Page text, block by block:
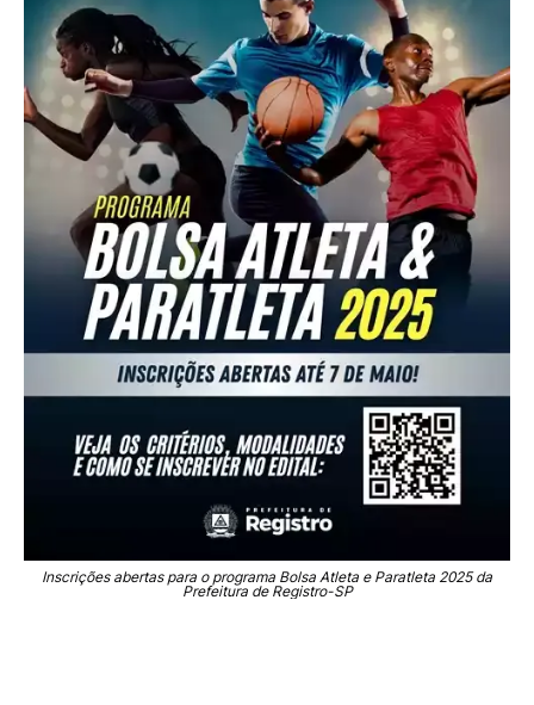
Inscrições abertas para o programa Bolsa Atleta e Paratleta 2025 da
Prefeitura de Registro-SP